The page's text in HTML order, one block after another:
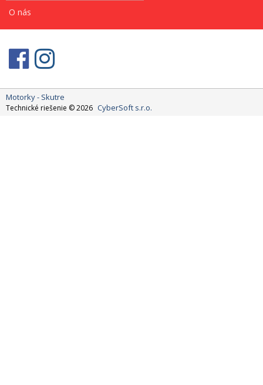
O nás
Motorky - Skutre
Technické riešenie © 2026 CyberSoft s.r.o.